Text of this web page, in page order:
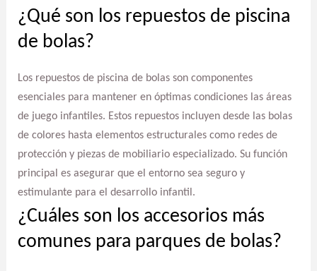
¿Qué son los repuestos de piscina
de bolas?
Los repuestos de piscina de bolas son componentes
esenciales para mantener en óptimas condiciones las áreas
de juego infantiles. Estos repuestos incluyen desde las bolas
de colores hasta elementos estructurales como redes de
protección y piezas de mobiliario especializado. Su función
principal es asegurar que el entorno sea seguro y
estimulante para el desarrollo infantil.
¿Cuáles son los accesorios más
comunes para parques de bolas?